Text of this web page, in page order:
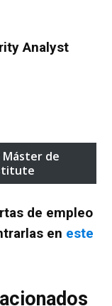
Analyst
Máster de
de empleo
en este